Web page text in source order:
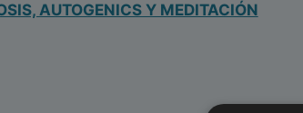
AUTOGENICS Y MEDITACIÓN